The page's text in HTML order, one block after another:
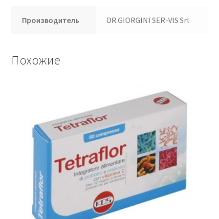
Производитель DR.GIORGINI SER-VIS Srl
Похожие